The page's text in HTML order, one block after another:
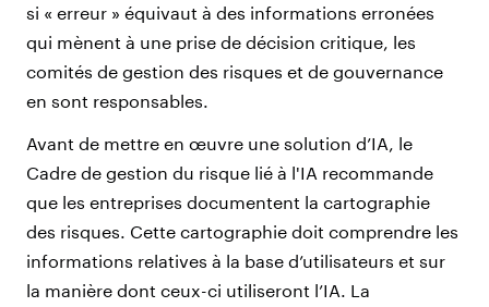
si « erreur » équivaut à des informations erronées
qui mènent à une prise de décision critique, les
comités de gestion des risques et de gouvernance
en sont responsables.
Avant de mettre en œuvre une solution d’IA, le
Cadre de gestion du risque lié à l'IA recommande
que les entreprises documentent la cartographie
des risques. Cette cartographie doit comprendre les
informations relatives à la base d’utilisateurs et sur
la manière dont ceux-ci utiliseront l’IA. La